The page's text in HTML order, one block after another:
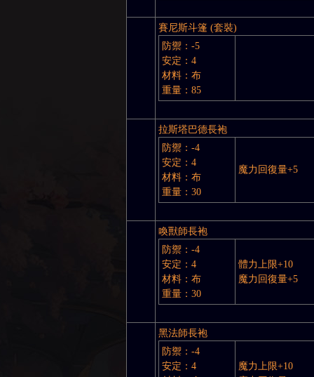
賽尼斯斗篷 (套裝)
防禦：-5
安定：4
材料：布
重量：85
拉斯塔巴德長袍
防禦：-4
安定：4
材料：布
重量：30
魔力回復量+5
喚獸師長袍
防禦：-4
安定：4
材料：布
重量：30
體力上限+10
魔力回復量+5
黑法師長袍
防禦：-4
安定：4
魔力上限+10